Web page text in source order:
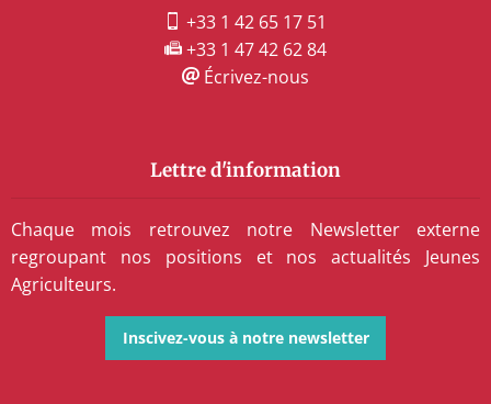
+33 1 42 65 17 51
+33 1 47 42 62 84
Écrivez-nous
Lettre d'information
Chaque mois retrouvez notre Newsletter externe
regroupant nos positions et nos actualités Jeunes
Agriculteurs.
Inscivez-vous à notre newsletter